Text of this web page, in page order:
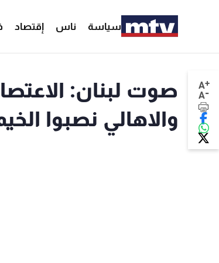
سياسة ناس إقتصاد
A+
A-
والاهالي نصبوا